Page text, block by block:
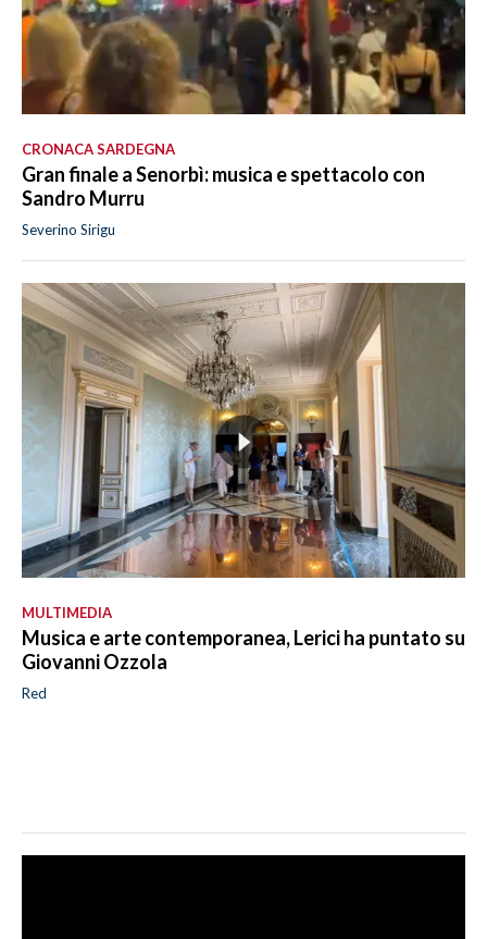
CRONACA SARDEGNA
Gran finale a Senorbì: musica e spettacolo con
Sandro Murru
Severino Sirigu
MULTIMEDIA
Musica e arte contemporanea, Lerici ha puntato su
Giovanni Ozzola
Red